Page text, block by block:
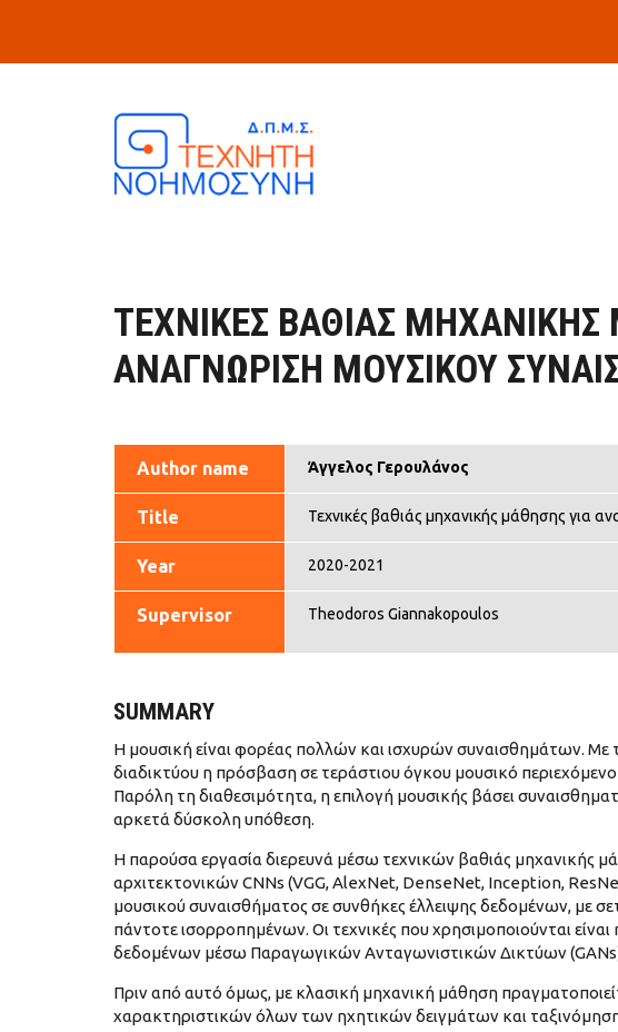
ΤΕΧΝΙΚΈΣ ΒΑΘΙΆΣ
ΑΝΑΓΝΏΡΙΣΗ ΜΟΥΣΙΚΟΎ
Author name Άγγελος Γερουλάνος
Title Τεχνικές βαθιάς μηχανικής μάθησης για
Year 2020-2021
Supervisor Theodoros Giannakopoulos
SUMMARY
Η μουσική είναι φορέας πολλών και ισχυρών συναισθημάτων. Με
διαδικτύου η πρόσβαση σε τεράστιου όγκου μουσικό
Παρόλη τη διαθεσιμότητα, η επιλογή μουσικής βάσει
αρκετά δύσκολη υπόθεση.
Η παρούσα εργασία διερευνά μέσω τεχνικών βαθιάς μηχανικής
αρχιτεκτονικών CNNs (VGG, AlexNet, DenseNet, Inception,
μουσικού συναισθήματος σε συνθήκες έλλειψης δεδομένων, με
πάντοτε ισορροπημένων. Οι τεχνικές που χρησιμοποιούνται
δεδομένων μέσω Παραγωγικών Ανταγωνιστικών Δικτύων
Πριν από αυτό όμως, με κλασική μηχανική μάθηση
χαρακτηριστικών όλων των ηχητικών δειγμάτων και